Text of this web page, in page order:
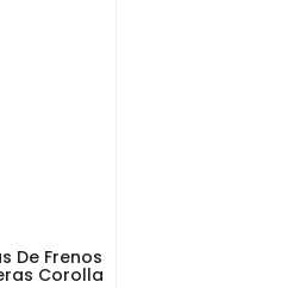
De Frenos
Corolla